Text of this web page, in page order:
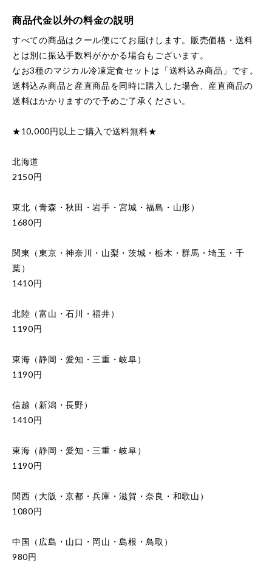
商品代金以外の料金の説明
すべての商品はクール便にてお届けします。販売価格・送料
とは別に振込手数料がかかる場合もございます。
なお3種のマジカル冷凍定食セットは「送料込み商品」です。
送料込み商品と産直商品を同時に購入した場合、産直商品の
送料はかかりますので予めご了承ください。
★10,000円以上ご購入で送料無料★
北海道
2150円
東北（青森・秋田・岩手・宮城・福島・山形）
1680円
関東（東京・神奈川・山梨・茨城・栃木・群馬・埼玉・千
葉）
1410円
北陸（富山・石川・福井）
1190円
東海（静岡・愛知・三重・岐阜）
1190円
信越（新潟・長野）
1410円
東海（静岡・愛知・三重・岐阜）
1190円
関西（大阪・京都・兵庫・滋賀・奈良・和歌山）
1080円
中国（広島・山口・岡山・島根・鳥取）
980円